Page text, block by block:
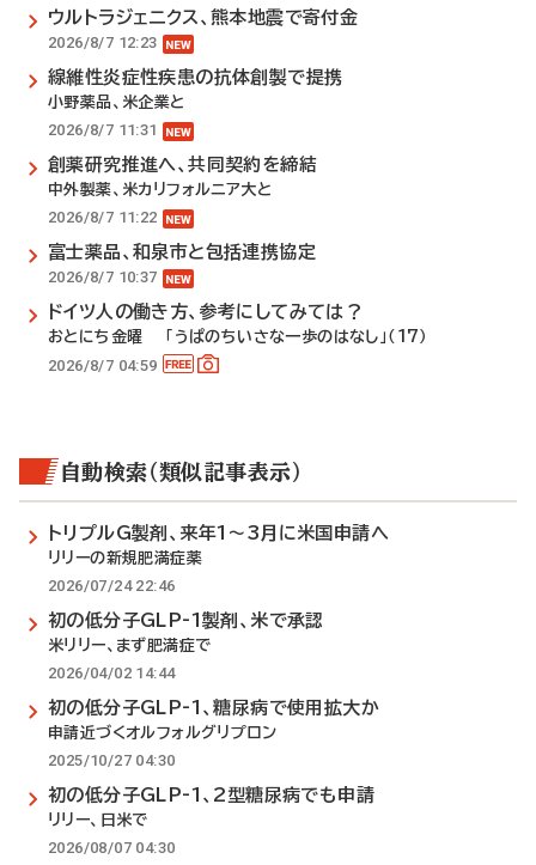
ウルトラジェニクス、熊本地震で寄付金
2026/8/7 12:23
線維性炎症性疾患の抗体創製で提携
小野薬品、米企業と
2026/8/7 11:31
創薬研究推進へ、共同契約を締結
中外製薬、米カリフォルニア大と
2026/8/7 11:22
富士薬品、和泉市と包括連携協定
2026/8/7 10:37
ドイツ人の働き方、参考にしてみては？
おとにち金曜 「うぱのちいさな一歩のはなし」（17）
2026/8/7 04:59
自動検索（類似記事表示）
トリプルG製剤、来年1～3月に米国申請へ
リリーの新規肥満症薬
2026/07/24 22:46
初の低分子GLP-1製剤、米で承認
米リリー、まず肥満症で
2026/04/02 14:44
初の低分子GLP-1、糖尿病で使用拡大か
申請近づくオルフォルグリプロン
2025/10/27 04:30
初の低分子GLP-1、2型糖尿病でも申請
リリー、日米で
2026/08/07 04:30